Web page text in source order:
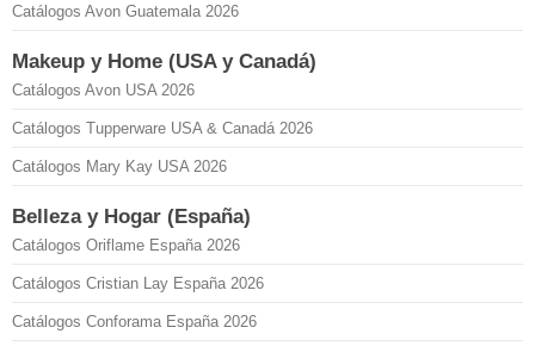
Catálogos Avon Guatemala 2026
Makeup y Home (USA y Canadá)
Catálogos Avon USA 2026
Catálogos Tupperware USA & Canadá 2026
Catálogos Mary Kay USA 2026
Belleza y Hogar (España)
Catálogos Oriflame España 2026
Catálogos Cristian Lay España 2026
Catálogos Conforama España 2026